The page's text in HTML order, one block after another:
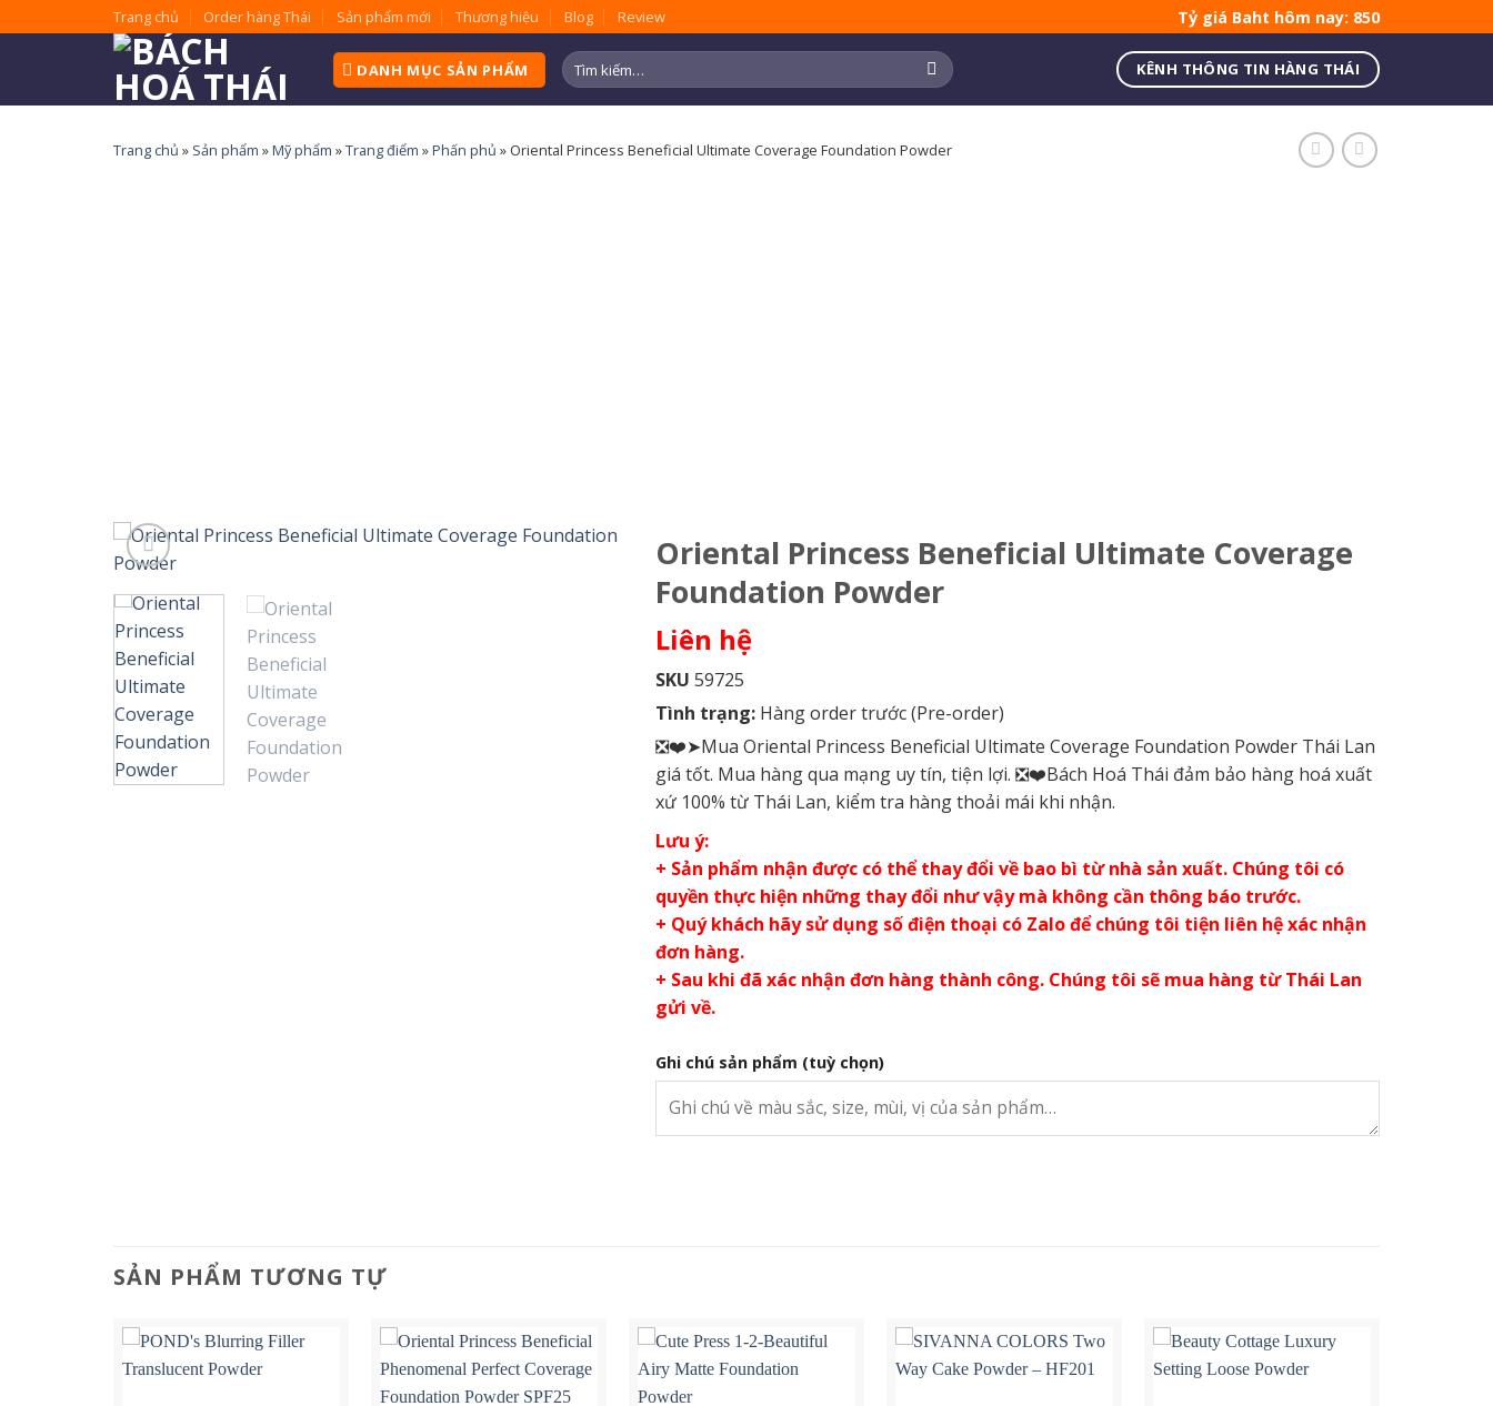
to
Trang chủ Order hàng Thái Sản phẩm mới Thương hiệu Blog Review Tỷ giá Baht hôm nay: 850
DANH MỤC SẢN PHẨM
Tìm
kiếm:
KÊNH THÔNG TIN HÀNG THÁI
Trang chủ » Sản phẩm »Mỹ phẩm »Trang điểm »Phấn phủ » Oriental Princess Beneficial Ultimate Coverage Foundation Powder
Oriental Princess Beneficial Ultimate Coverage
Foundation Powder
Liên hệ
SKU 59725
Tình trạng: Hàng order trước (Pre-order)
❎❤️➤Mua Oriental Princess Beneficial Ultimate Coverage Foundation Powder Thái Lan
giá tốt. Mua hàng qua mạng uy tín, tiện lợi. ❎❤️Bách Hoá Thái đảm bảo hàng hoá xuất
xứ 100% từ Thái Lan, kiểm tra hàng thoải mái khi nhận.
Lưu ý:
+ Sản phẩm nhận được có thể thay đổi về bao bì từ nhà sản xuất. Chúng tôi có
quyền thực hiện những thay đổi như vậy mà không cần thông báo trước.
+ Quý khách hãy sử dụng số điện thoại có Zalo để chúng tôi tiện liên hệ xác nhận
đơn hàng.
+ Sau khi đã xác nhận đơn hàng thành công. Chúng tôi sẽ mua hàng từ Thái Lan
gửi về.
Ghi chú sản phẩm (tuỳ chọn)
SẢN PHẨM TƯƠNG TỰ